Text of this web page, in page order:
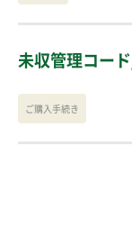
未収管理コー
ご購入手続き